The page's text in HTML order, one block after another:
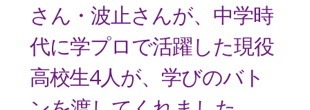
さん・波止さんが、中学時
代に学プロで活躍した現役
高校生4人が、学びのバト